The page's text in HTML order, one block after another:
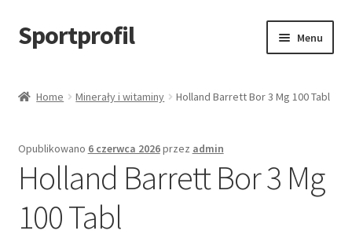
Przejdź
do
Przejdź
do
Sportprofil Menu
Koszyk
Home Minerały i witaminy Holland Barrett Bor 3 Mg 100 Tabl
Opublikowano 6 czerwca 2026przez admin
Holland Barrett Bor 3 Mg
100 Tabl